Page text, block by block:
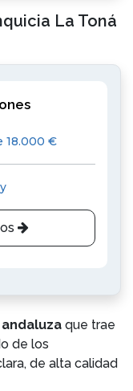
La Toná
18.000 €
que trae
de los
de alta calidad